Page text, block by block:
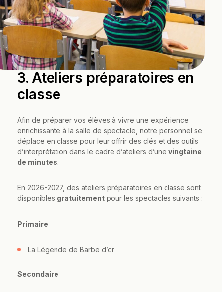
3. Ateliers préparatoires en
classe
Afin de préparer vos élèves à vivre une expérience
enrichissante à la salle de spectacle, notre personnel se
déplace en classe pour leur offrir des clés et des outils
d’interprétation dans le cadre d’ateliers d’une vingtaine
de minutes.
En 2026-2027, des ateliers préparatoires en classe sont
disponibles gratuitement pour les spectacles suivants :
Primaire
La Légende de Barbe d’or
Secondaire